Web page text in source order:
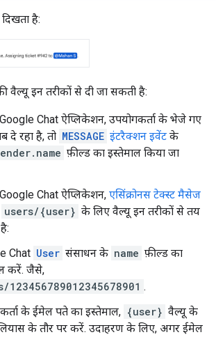
है:
वैल्यू इन तरीकों से दी जा सकती है:
Chat ऐप्लिकेशन, उपयोगकर्ता के भेजे गए
दे रहा है, तो MESSAGE इंटरैक्शन इवेंट के
फ़ील्ड का इस्तेमाल किया जा
Chat ऐप्लिकेशन, एसिंक्रोनस टेक्स्ट मैसेज
users/{user} के लिए वैल्यू इन तरीकों से तय
Chat User संसाधन के name फ़ील्ड का
करें. जैसे,
123456789012345678901 .
के ईमेल पते का इस्तेमाल, {user} वैल्यू के
के तौर पर करें. उदाहरण के लिए, अगर ईमेल